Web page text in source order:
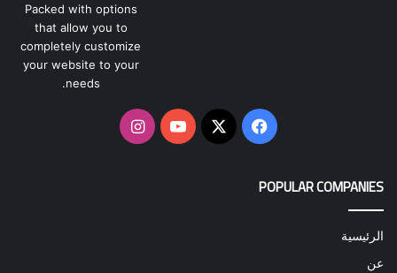
Packed with options
that allow you to
completely customize
your website to your
needs.
فيسبوك
‫X
‫YouTubeانستقرام
POPULAR COMPANIES
الرئيسية
عن